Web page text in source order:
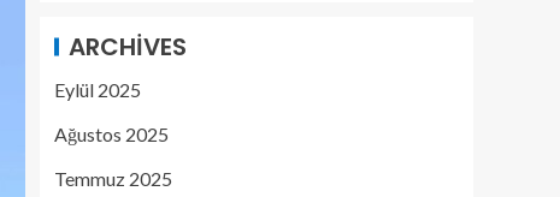
ARCHIVES
Eylül 2025
Ağustos 2025
Temmuz 2025